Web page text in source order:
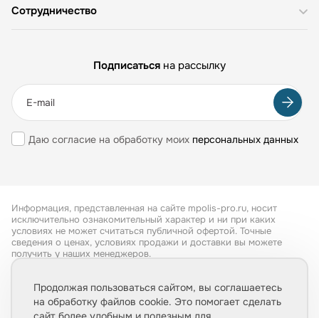
Сотрудничество
Подписаться на рассылку
Даю согласие на обработку моих персональных данных
Информация, представленная на сайте mpolis-pro.ru, носит
исключительно ознакомительный характер и ни при каких
условиях не может считаться публичной офертой. Точные
сведения о ценах, условиях продажи и доставки вы можете
получить у наших менеджеров.
Обработка персональных данных
Продолжая пользоваться сайтом, вы соглашаетесь
на обработку файлов cookie. Это помогает сделать